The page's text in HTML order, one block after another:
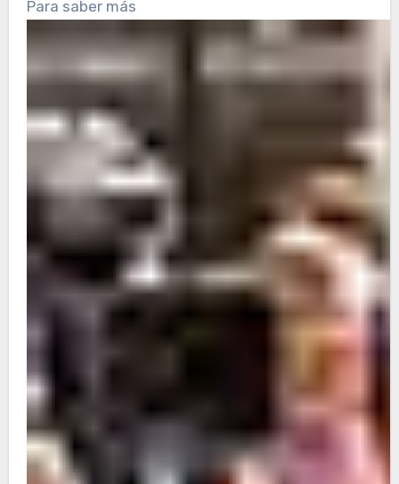
Para saber más